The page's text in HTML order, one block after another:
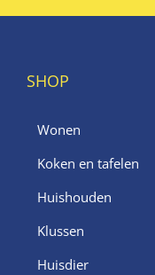
SHOP
Wonen
Koken en tafelen
Huishouden
Klussen
Huisdier